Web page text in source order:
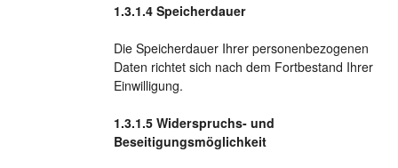
Speicherdauer
Die Speicherdauer Ihrer personenbezogenen
Daten richtet sich nach dem Fortbestand Ihrer
Einwilligung.
Widerspruchs- und
Beseitigungsmöglichkeit